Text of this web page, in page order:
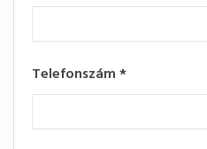
Telefonszám*